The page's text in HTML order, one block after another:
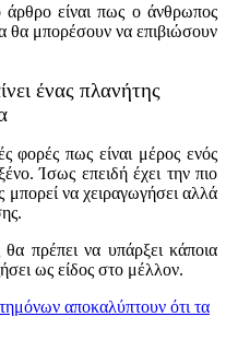
είναι πως ο άνθρωπος
θα μπορέσουν να επιβιώσουν
ένας πλανήτης
φορές πως είναι μέρος ενός
Ίσως επειδή έχει την πιο
μπορεί να χειραγωγήσει αλλά
πρέπει να υπάρξει κάποια
ως είδος στο μέλλον.
αποκαλύπτουν ότι τα